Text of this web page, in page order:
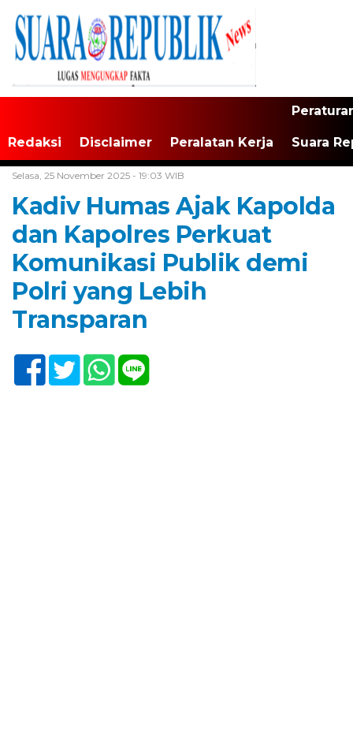
Redaksi Disclaimer Peralatan Kerja Suara
Selasa, 25 November 2025 - 19:03 WIB
Kadiv Humas Ajak Kapolda
dan Kapolres Perkuat
Komunikasi Publik demi
Polri yang Lebih
Transparan